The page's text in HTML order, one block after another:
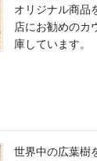
オリジナル商品
店にお勧めのカ
庫しています。
世界中の広葉樹